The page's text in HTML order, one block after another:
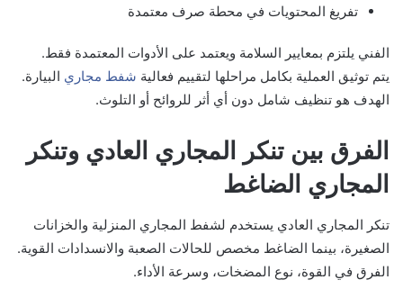
تفريغ المحتويات في محطة صرف معتمدة
الفني يلتزم بمعايير السلامة ويعتمد على الأدوات المعتمدة فقط.
يتم توثيق العملية بكامل مراحلها لتقييم فعالية شفط مجاري البيارة.
الهدف هو تنظيف شامل دون أي أثر للروائح أو التلوث.
الفرق بين تنكر المجاري العادي وتنكر
المجاري الضاغط
تنكر المجاري العادي يستخدم لشفط المجاري المنزلية والخزانات
الصغيرة، بينما الضاغط مخصص للحالات الصعبة والانسدادات القوية.
الفرق في القوة، نوع المضخات، وسرعة الأداء.